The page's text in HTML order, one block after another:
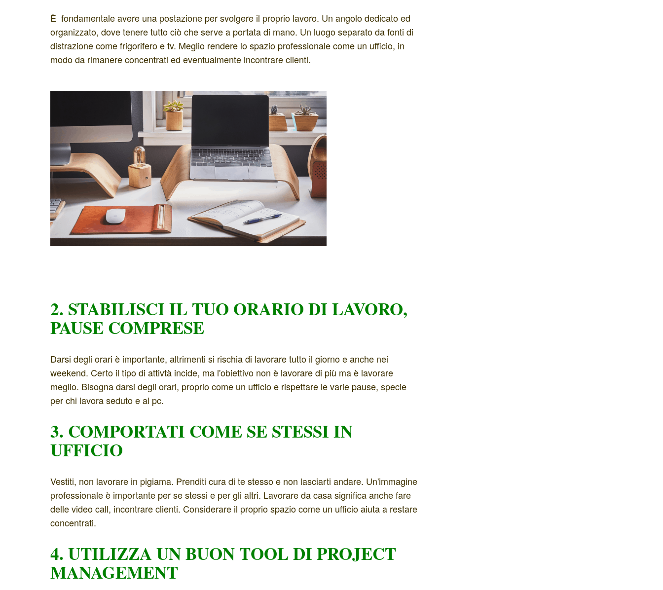
È fondamentale avere una postazione per svolgere il proprio lavoro. Un angolo dedicato ed
organizzato, dove tenere tutto ciò che serve a portata di mano. Un luogo separato da fonti di
distrazione come frigorifero e tv. Meglio rendere lo spazio professionale come un ufficio, in
modo da rimanere concentrati ed eventualmente incontrare clienti.
2. STABILISCI IL TUO ORARIO DI LAVORO,
PAUSE COMPRESE
Darsi degli orari è importante, altrimenti si rischia di lavorare tutto il giorno e anche nei
weekend. Certo il tipo di attivtà incide, ma l'obiettivo non è lavorare di più ma è lavorare
meglio. Bisogna darsi degli orari, proprio come un ufficio e rispettare le varie pause, specie
per chi lavora seduto e al pc.
3. COMPORTATI COME SE STESSI IN
UFFICIO
Vestiti, non lavorare in pigiama. Prenditi cura di te stesso e non lasciarti andare. Un'immagine
professionale è importante per se stessi e per gli altri. Lavorare da casa significa anche fare
delle video call, incontrare clienti. Considerare il proprio spazio come un ufficio aiuta a restare
concentrati.
4. UTILIZZA UN BUON TOOL DI PROJECT
MANAGEMENT